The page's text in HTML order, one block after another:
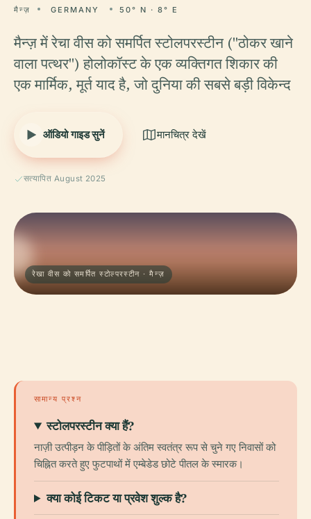
मैन्ज़ GERMANY 50° N · 8° E
मैन्ज़ में रेचा वीस को समर्पित स्टोलपरस्टीन ("ठोकर खाने
वाला पत्थर") होलोकॉस्ट के एक व्यक्तिगत शिकार की
एक मार्मिक, मूर्त याद है, जो दुनिया की सबसे बड़ी विकेन्द
ऑडियो गाइड सुनें मानचित्र देखें
सत्यापित August 2025
रेखा वीस को समर्पित स्टोल्परस्टीन · मैन्ज़
सामान्य प्रश्न
स्टोलपरस्टीन क्या हैं?
नाज़ी उत्पीड़न के पीड़ितों के अंतिम स्वतंत्र रूप से चुने गए निवासों को
चिह्नित करते हुए फुटपाथों में एम्बेडेड छोटे पीतल के स्मारक।
क्या कोई टिकट या प्रवेश शुल्क है?